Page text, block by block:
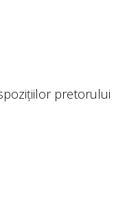
pretorului